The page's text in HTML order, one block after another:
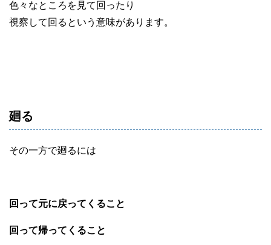
色々なところを見て回ったり
視察して回るという意味があります。
廻る
その一方で廻るには
回って元に戻ってくること
回って帰ってくること